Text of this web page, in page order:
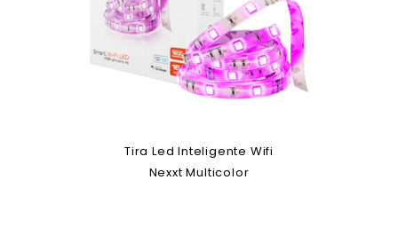
Tira Led Inteligente Wifi
Nexxt Multicolor